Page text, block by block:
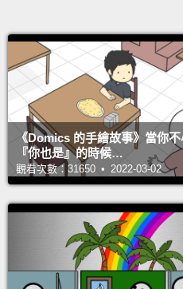
第一
5提供
座。
維做
As a
the
how
《Domics 的手繪故事》當你
『你也是』的時候…
觀看次數：31650 • 2022-03-02